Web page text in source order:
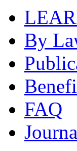
By
FAQ